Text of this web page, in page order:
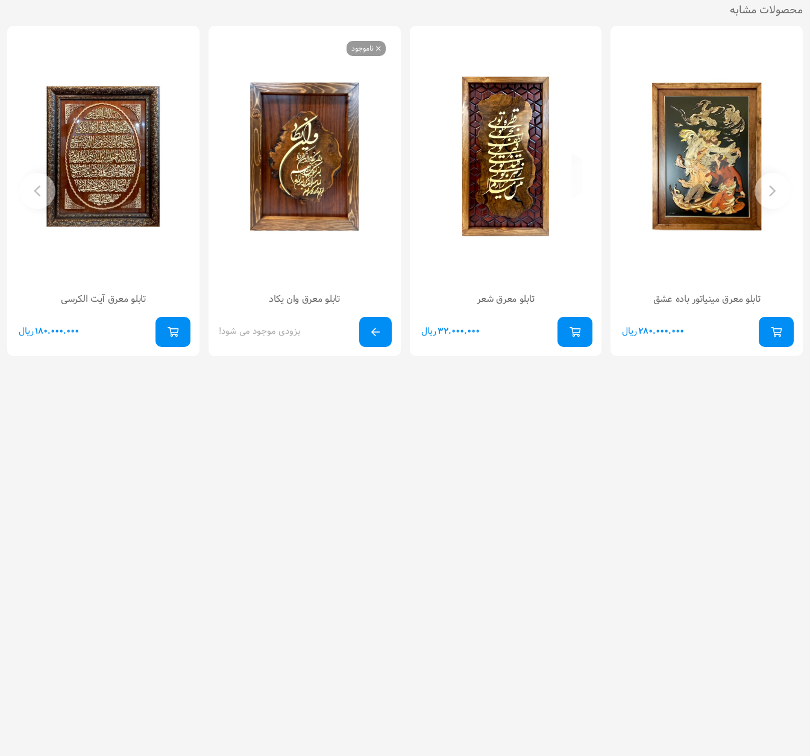
محصولات مشابه
تابلو معرق مینیاتور باده عشق
ریال280.000.000
تابلو معرق شعر
ریال32.000.000
ناموجود
تابلو معرق وان یکاد
بزودی موجود می شود!
تابلو معرق آیت الکرسی
ریال180.000.000